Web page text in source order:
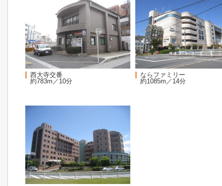
西大寺交番
約783m／10分
ならファミリー
約1085m／14分